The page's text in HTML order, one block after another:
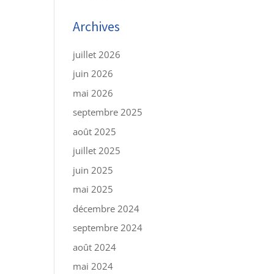
Archives
juillet 2026
juin 2026
mai 2026
septembre 2025
août 2025
juillet 2025
juin 2025
mai 2025
décembre 2024
septembre 2024
août 2024
mai 2024